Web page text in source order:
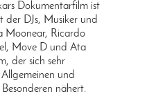
Dokumentarfilm ist
der DJs, Musiker und
Moonear, Ricardo
Move D und Ata
der sich sehr
und
nähert.